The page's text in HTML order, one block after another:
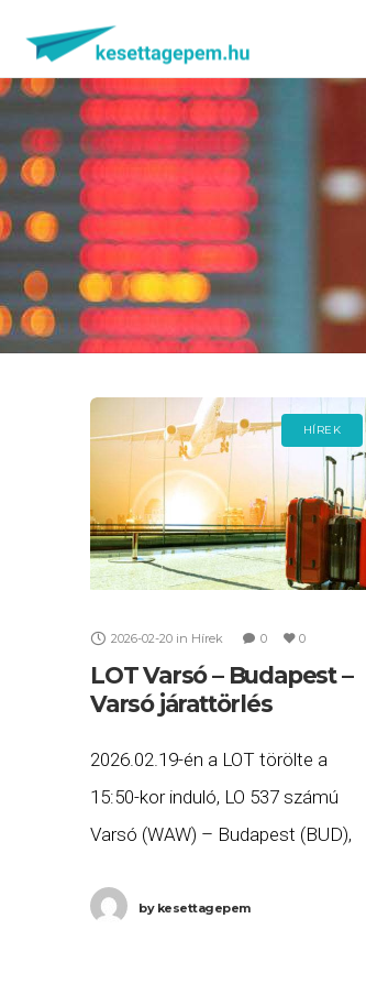
HÍREK
2026-02-20 in Hírek 0 0
LOT Varsó – Budapest –
Varsó járattörlés
2026.02.19-én a LOT törölte a
15:50-kor induló, LO 537 számú
Varsó (WAW) – Budapest (BUD),
számú Budapest (BUD) – Varsó
bykesettagepem